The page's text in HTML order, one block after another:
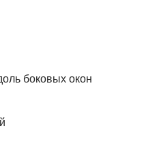
боковых окон